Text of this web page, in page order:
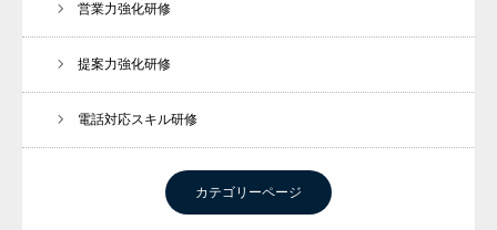
営業力強化研修
提案力強化研修
電話対応スキル研修
カテゴリーページ